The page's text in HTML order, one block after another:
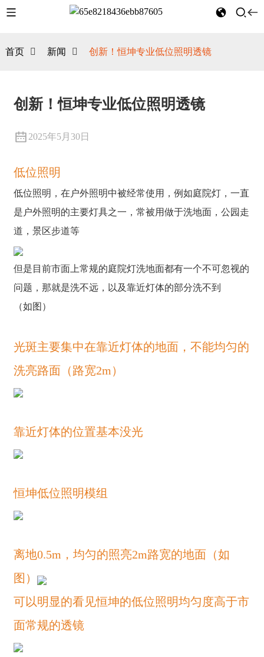
首页 新闻 创新！恒坤专业低位照明透镜
创新！恒坤专业低位照明透镜
2025年5月30日
低位照明
低位照明，在户外照明中被经常使用，例如庭院灯，一直
是户外照明的主要灯具之一，常被用做于洗地面，公园走
道，景区步道等
但是目前市面上常规的庭院灯洗地面都有一个不可忽视的
问题，那就是洗不远，以及靠近灯体的部分洗不到
（如图）
光斑主要集中在靠近灯体的地面，不能均匀的
洗亮路面（路宽2m）
靠近灯体的位置基本没光
恒坤低位照明模组
离地0.5m，均匀的照亮2m路宽的地面（如
图）
可以明显的看见恒坤的低位照明均匀度高于市
面常规的透镜